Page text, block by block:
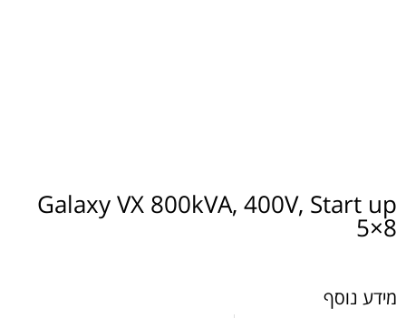
Galaxy VX 800kVA, 400V, Start up
5×8
מידע נוסף